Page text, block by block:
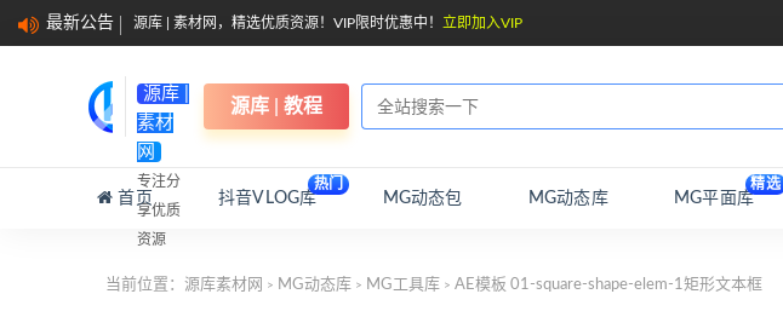
最新公告 源库 | 素材网，精选优质资源！VIP限时优惠中！ 立即加入VIP
源库 |
素材
网
专注分
享优质
资源
源库 | 教程
首页 抖音VLOG库
热门
MG动态包 MG动态库 MG平面库
精选
当前位置： 源库素材网 > MG动态库 > MG工具库 > AE模板 01-square-shape-elem-1矩形文本框